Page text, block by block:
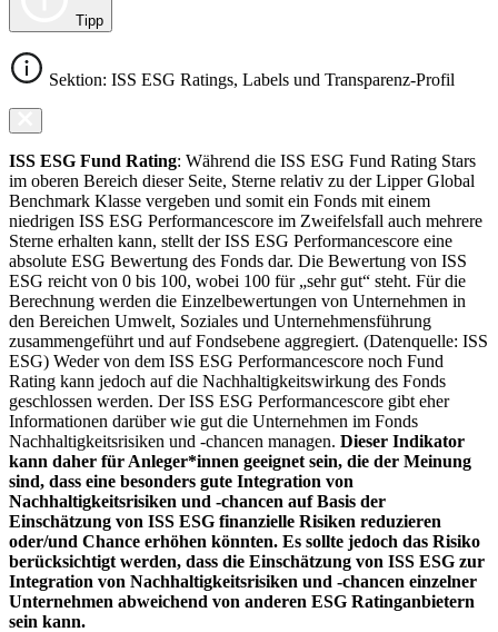
Tipp
Sektion: ISS ESG Ratings, Labels und Transparenz-Profil
ISS ESG Fund Rating: Während die ISS ESG Fund Rating Stars
im oberen Bereich dieser Seite, Sterne relativ zu der Lipper Global
Benchmark Klasse vergeben und somit ein Fonds mit einem
niedrigen ISS ESG Performancescore im Zweifelsfall auch mehrere
Sterne erhalten kann, stellt der ISS ESG Performancescore eine
absolute ESG Bewertung des Fonds dar. Die Bewertung von ISS
ESG reicht von 0 bis 100, wobei 100 für „sehr gut“ steht. Für die
Berechnung werden die Einzelbewertungen von Unternehmen in
den Bereichen Umwelt, Soziales und Unternehmensführung
zusammengeführt und auf Fondsebene aggregiert. (Datenquelle: ISS
ESG) Weder von dem ISS ESG Performancescore noch Fund
Rating kann jedoch auf die Nachhaltigkeitswirkung des Fonds
geschlossen werden. Der ISS ESG Performancescore gibt eher
Informationen darüber wie gut die Unternehmen im Fonds
Nachhaltigkeitsrisiken und -chancen managen. Dieser Indikator
kann daher für Anleger*innen geeignet sein, die der Meinung
sind, dass eine besonders gute Integration von
Nachhaltigkeitsrisiken und -chancen auf Basis der
Einschätzung von ISS ESG finanzielle Risiken reduzieren
oder/und Chance erhöhen könnten. Es sollte jedoch das Risiko
berücksichtigt werden, dass die Einschätzung von ISS ESG zur
Integration von Nachhaltigkeitsrisiken und -chancen einzelner
Unternehmen abweichend von anderen ESG Ratinganbietern
sein kann.